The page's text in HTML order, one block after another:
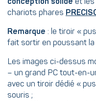
chariots phares
Remarque : le tiroir «
fait sortir en poussant la
Les images ci-dessus
– un grand PC tout-en-
avec un tiroir dédié «
souris ;